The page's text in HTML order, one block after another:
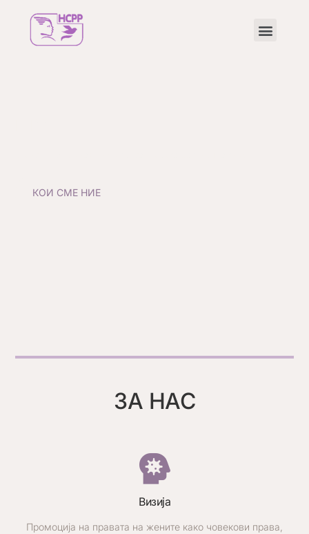
КОИ СМЕ НИЕ
ЗА НАС
Визија
Промоција на правата на жените како човекови права,